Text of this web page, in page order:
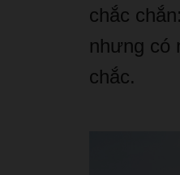
chắc chắ
nhưng có
chắc.